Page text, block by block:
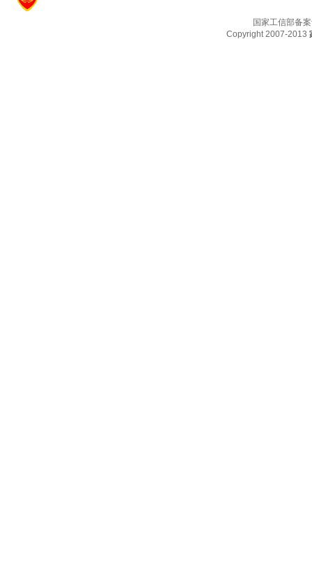
国家工信部备
Copyright 2007-2013